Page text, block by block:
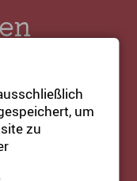
um
zu